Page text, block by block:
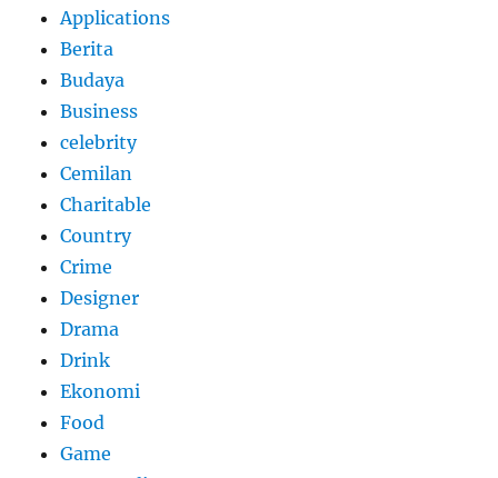
Applications
Berita
Budaya
Business
celebrity
Cemilan
Charitable
Country
Crime
Designer
Drama
Drink
Ekonomi
Food
Game